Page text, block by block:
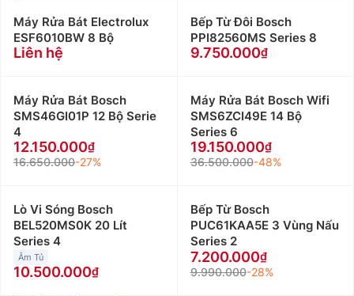
Máy Rửa Bát Electrolux
ESF6010BW 8 Bộ
Liên hệ
Bếp Từ Đôi Bosch
PPI82560MS Series 8
9.750.000
Máy Rửa Bát Bosch
SMS46GI01P 12 Bộ Serie
4
12.150.000
16.650.000-27%
Máy Rửa Bát Bosch Wifi
SMS6ZCI49E 14 Bộ
Series 6
19.150.000
36.500.000-48%
Lò Vi Sóng Bosch
BEL520MS0K 20 Lít
Series 4
Âm Tủ
10.500.000
Bếp Từ Bosch
PUC61KAA5E 3 Vùng Nấu
Series 2
7.200.000
9.990.000-28%